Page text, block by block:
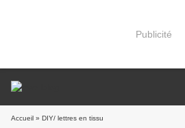
Publicité
Accueil » DIY/ lettres en tissu